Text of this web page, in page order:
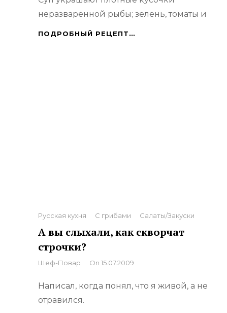
неразваренной рыбы; зелень, томаты и
ПОДРОБНЫЙ РЕЦЕПТ…
Categories
Русская кухня С грибами Салаты/Закуски
А вы слыхали, как скворчат
строчки?
By
Шеф-Повар On15.07.2009
Написал, когда понял, что я живой, а не
отравился.